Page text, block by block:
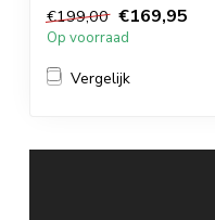
€199,00 €169,95
Op voorraad
Vergelijk